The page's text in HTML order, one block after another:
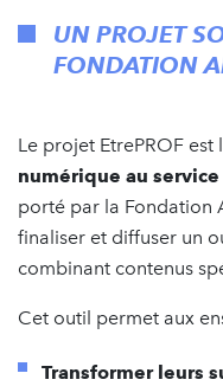
UN PROJET
FONDATION
Le projet EtrePROF
numérique au
porté par la Fondation
finaliser et diffuser un
combinant contenus
Cet outil permet aux
Transformer leurs